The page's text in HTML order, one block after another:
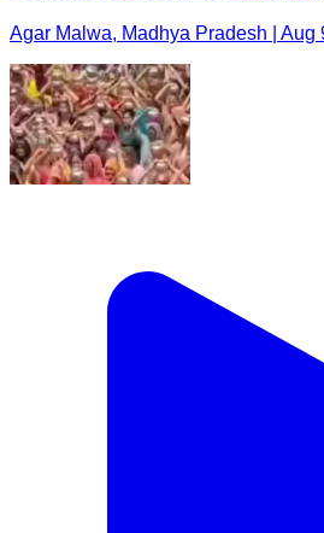
Agar Malwa, Madhya Pradesh | Aug